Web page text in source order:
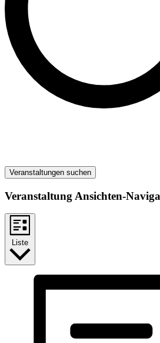
Veranstaltungen suchen
Veranstaltung Ansichten-
Liste